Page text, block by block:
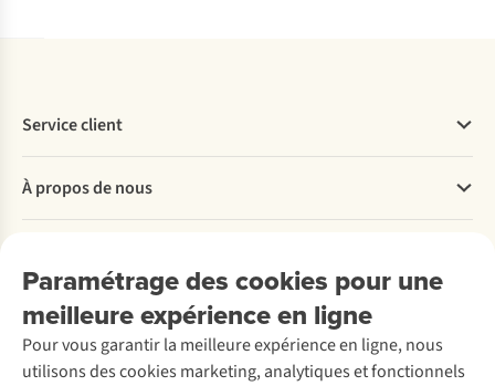
Paramétrage des cookies pour une
meilleure expérience en ligne
Pour vous garantir la meilleure expérience en ligne, nous
utilisons des cookies marketing, analytiques et fonctionnels
Service client
Commander
Payer
Retourner
Rétractation d'une commande
Entretien & réparations
Garantie
À propos de nous
Entreprise responsable
À propos d’Ayacucho
Nos magasins
À propos d’A.S.Adventure
Location / Location sports d’hiver
Seconde-main
Entretien de ski
Service de lavage
Découvrez
A.S.Magazine